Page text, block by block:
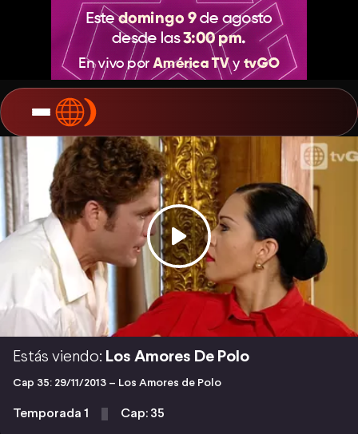
Estás viendo: Los Amores De Polo
Cap 35: 29/11/2013 – Los Amores de Polo
Temporada 1 Cap: 35